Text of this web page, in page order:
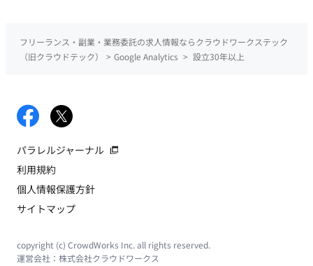
フリーランス・副業・業務委託の求人情報ならクラウドワークステック
（旧クラウドテック）
> Google Analytics > 設立30年以上
パラレルジャーナル
利用規約
個人情報保護方針
サイトマップ
copyright (c) CrowdWorks Inc. all rights reserved.
運営会社： 株式会社クラウドワークス